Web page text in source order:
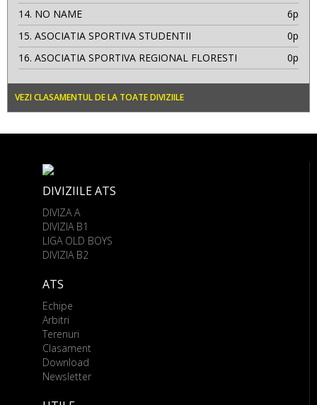
14. NO NAME
6p
15. ASOCIATIA SPORTIVA STUDENTII
0p
16. ASOCIATIA SPORTIVA REGIONAL FLORESTI 0p
VEZI CLASAMENTUL DE LA TOATE DIVIZIILE
DIVIZIILE ATS
DIVIZA A
DIVIZIA B1
LIGA OLD BOYS
DIVIZIA B2
ATS
Echipe
Arbitri
Terenuri
Clasament
Download
Newsletter